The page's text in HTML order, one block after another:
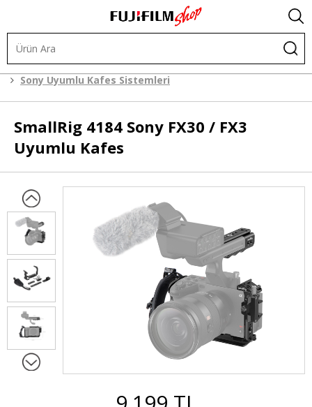
Sony Uyumlu Kafes Sistemleri
SmallRig 4184 Sony FX30 / FX3
Uyumlu Kafes